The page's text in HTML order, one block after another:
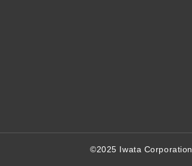
©2025 Iwata Corporation